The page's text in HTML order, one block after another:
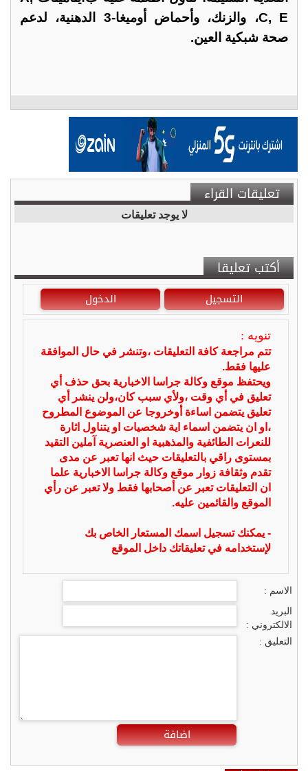
C, E، والزنك، وأحماض أوميغا-3 الدهنية، لدعم
صحة شبكية العين.
تعليقات القراء
لا يوجد تعليقات
أكتب تعليقا
التسجيل الدخول
تنويه :
تتم مراجعة كافة التعليقات ،وتنشر في حال الموافقة
عليها فقط.
ويحتفظ موقع وكالة جراسا الاخبارية بحق حذف أي
تعليق في أي وقت ،ولأي سبب كان،ولن ينشر أي
تعليق يتضمن اساءة أوخروجا عن الموضوع المطروح
،او ان يتضمن اسماء اية شخصيات او يتناول اثارة
للنعرات الطائفية والمذهبية او العنصرية آملين التقيد
بمستوى راقي بالتعليقات حيث انها تعبر عن مدى
تقدم وثقافة زوار موقع وكالة جراسا الاخبارية علما
ان التعليقات تعبر عن أصحابها فقط ولا تعبر عن رأي
الموقع والقائمين عليه.
- يمكنك تسجيل اسمك المستعار الخاص بك
لإستخدامه في تعليقاتك داخل الموقع
الاسم :
البريد
الالكتروني :
التعليق :
اضافة